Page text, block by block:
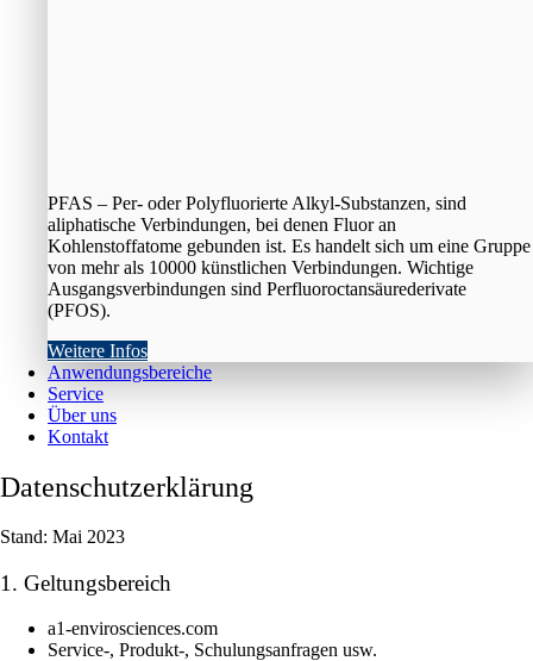
PFAS – Per- oder Polyfluorierte Alkyl-Substanzen, sind
aliphatische Verbindungen, bei denen Fluor an
Kohlenstoffatome gebunden ist. Es handelt sich um eine Gruppe
von mehr als 10000 künstlichen Verbindungen. Wichtige
Ausgangsverbindungen sind Perfluoroctansäurederivate
(PFOS).
Weitere Infos
Anwendungsbereiche
Service
Über uns
Kontakt
Datenschutzerklärung
Stand: Mai 2023
1. Geltungsbereich
a1-envirosciences.com
Service-, Produkt-, Schulungsanfragen usw.